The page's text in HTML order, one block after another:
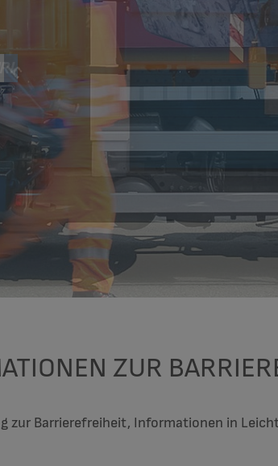
ZUR
zur Barrierefreiheit, Informationen in